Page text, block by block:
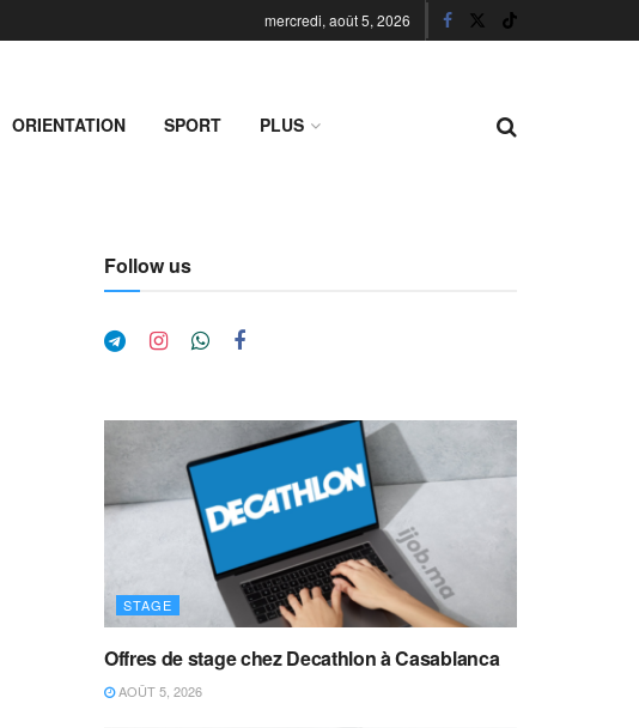
mercredi, août 5, 2026
ORIENTATION SPORT PLUS
Follow us
STAGE
Offres de stage chez Decathlon à Casablanca
AOÛT 5, 2026